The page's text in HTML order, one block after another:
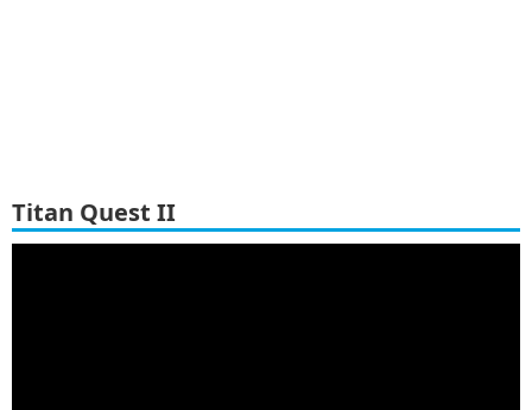
Titan Quest II